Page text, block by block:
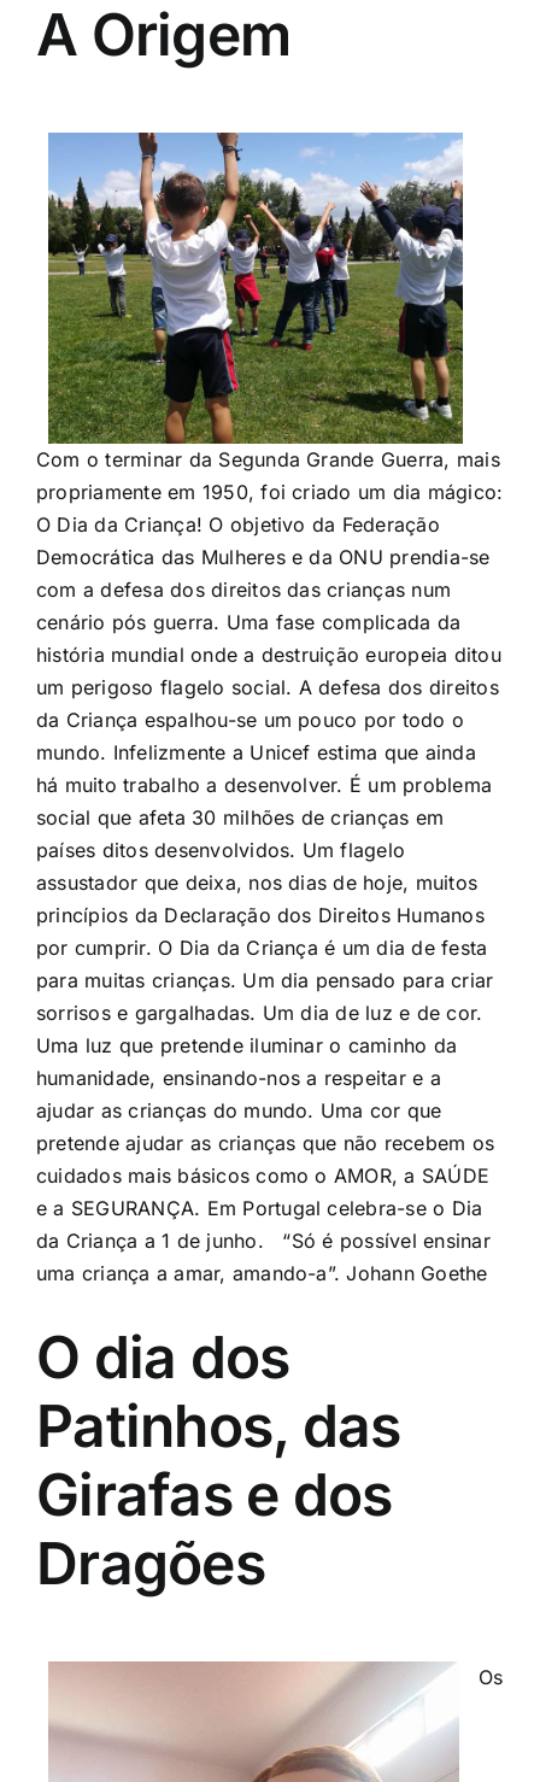
A Origem
Com o terminar da Segunda Grande Guerra, mais
propriamente em 1950, foi criado um dia mágico:
O Dia da Criança! O objetivo da Federação
Democrática das Mulheres e da ONU prendia-se
com a defesa dos direitos das crianças num
cenário pós guerra. Uma fase complicada da
história mundial onde a destruição europeia ditou
um perigoso flagelo social. A defesa dos direitos
da Criança espalhou-se um pouco por todo o
mundo. Infelizmente a Unicef estima que ainda
há muito trabalho a desenvolver. É um problema
social que afeta 30 milhões de crianças em
países ditos desenvolvidos. Um flagelo
assustador que deixa, nos dias de hoje, muitos
princípios da Declaração dos Direitos Humanos
por cumprir. O Dia da Criança é um dia de festa
para muitas crianças. Um dia pensado para criar
sorrisos e gargalhadas. Um dia de luz e de cor.
Uma luz que pretende iluminar o caminho da
humanidade, ensinando-nos a respeitar e a
ajudar as crianças do mundo. Uma cor que
pretende ajudar as crianças que não recebem os
cuidados mais básicos como o AMOR, a SAÚDE
e a SEGURANÇA. Em Portugal celebra-se o Dia
da Criança a 1 de junho. “Só é possível ensinar
uma criança a amar, amando-a”. Johann Goethe
O dia dos
Patinhos, das
Girafas e dos
Dragões
Os